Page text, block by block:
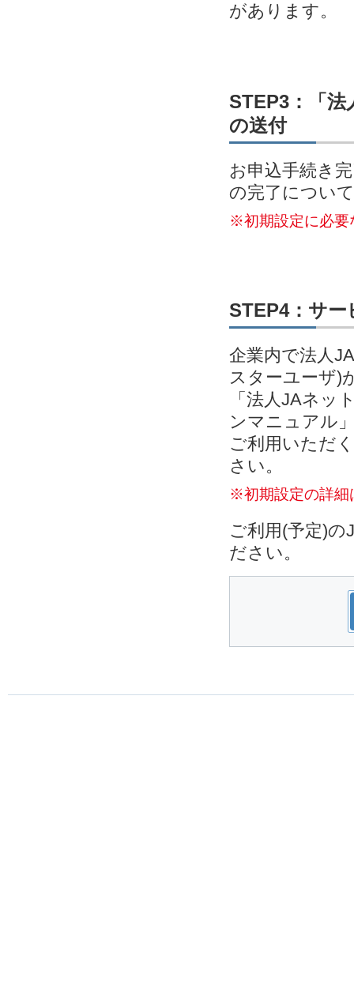
があります。
STEP3：「
の送付
お申込手続き
の完了につい
※初期設定に必要
STEP4：サー
企業内で法人
スターユーザ)
「法人JAネッ
ンマニュアル
ご利用いただ
さい。
※初期設定の詳細
ご利用(予定)
ださい。